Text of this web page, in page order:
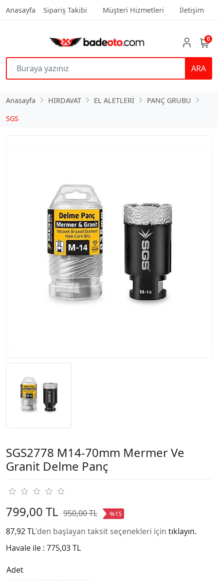
Anasayfa Sipariş Takibi Müşteri Hizmetleri İletişim
ARA
0
Anasayfa HIRDAVAT EL ALETLERİ
PANÇ GRUBU
SGS
SGS2778 M14-70mm Mermer Ve
Granit Delme Panç
799,00 TL 950,00 TL %15
87,92 TL'den başlayan taksit seçenekleri için tıklayın.
Havale ile : 775,03 TL
Adet